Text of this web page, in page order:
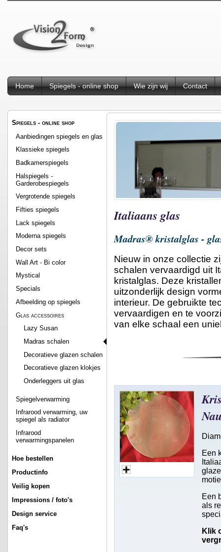
Home Spiegels - online shop Wie zijn wij Contact
Spiegels - online shop
Aanbiedingen spiegels en glas
Klassieke spiegels
Badkamerspiegels
Halspiegels -
Garderobespiegels
Vergrotende spiegels
Fifties spiegels
Lack spiegels
Moderna spiegels
Decor sets
Wall Art - Bi color
Mystical
Specials
Afbeelding op spiegels
Glas accessoires
Lazy Susan
Madras schalen
Decoratieve glazen schalen
Decoratieve glazen klokjes
Onderleggers uit glas
Spiegelverwarming
Infrarood verwarming, uw
spiegel als radiator
Infrarood
verwarmingspanelen
Hoe bestellen
Productinfo
Veilig kopen
Impressions / foto's
Design service
Faq's
Italiaans glas
Madras® kristalglas -
Nieuw in onze collectie
schalen vervaardigd uit
kristalglas. Deze
uitzonderlijk design
interieur. De gebruikte
vervaardigen en te
van elke schaal een
Een
Een
als
Klik